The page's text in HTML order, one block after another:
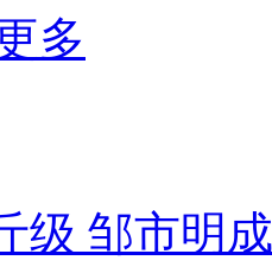
多
级 邹市明